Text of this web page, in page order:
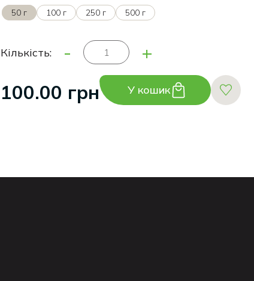
50 г 100 г 250 г 500 г
Кількість: - +
100.00 грн У кошик